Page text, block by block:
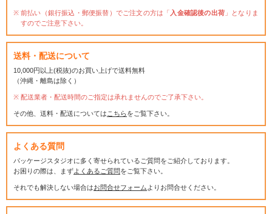
前払い（銀行振込・郵便振替）でご注文の方は「 入金確認後の出荷 」となりま
すのでご注意下さい。
送料・配送について
10,000円以上(税抜)のお買い上げで送料無料
（沖縄・離島は除く）
配送業者・配送時間のご指定は承れませんのでご了承下さい。
その他、送料・配送については こちらをご覧下さい。
よくある質問
パッケージスタジオに多く寄せられているご質問をご紹介しております。
お困りの際は、まずよくあるご質問をご覧下さい。
それでも解決しない場合はお問合せフォーム よりお問合せください。